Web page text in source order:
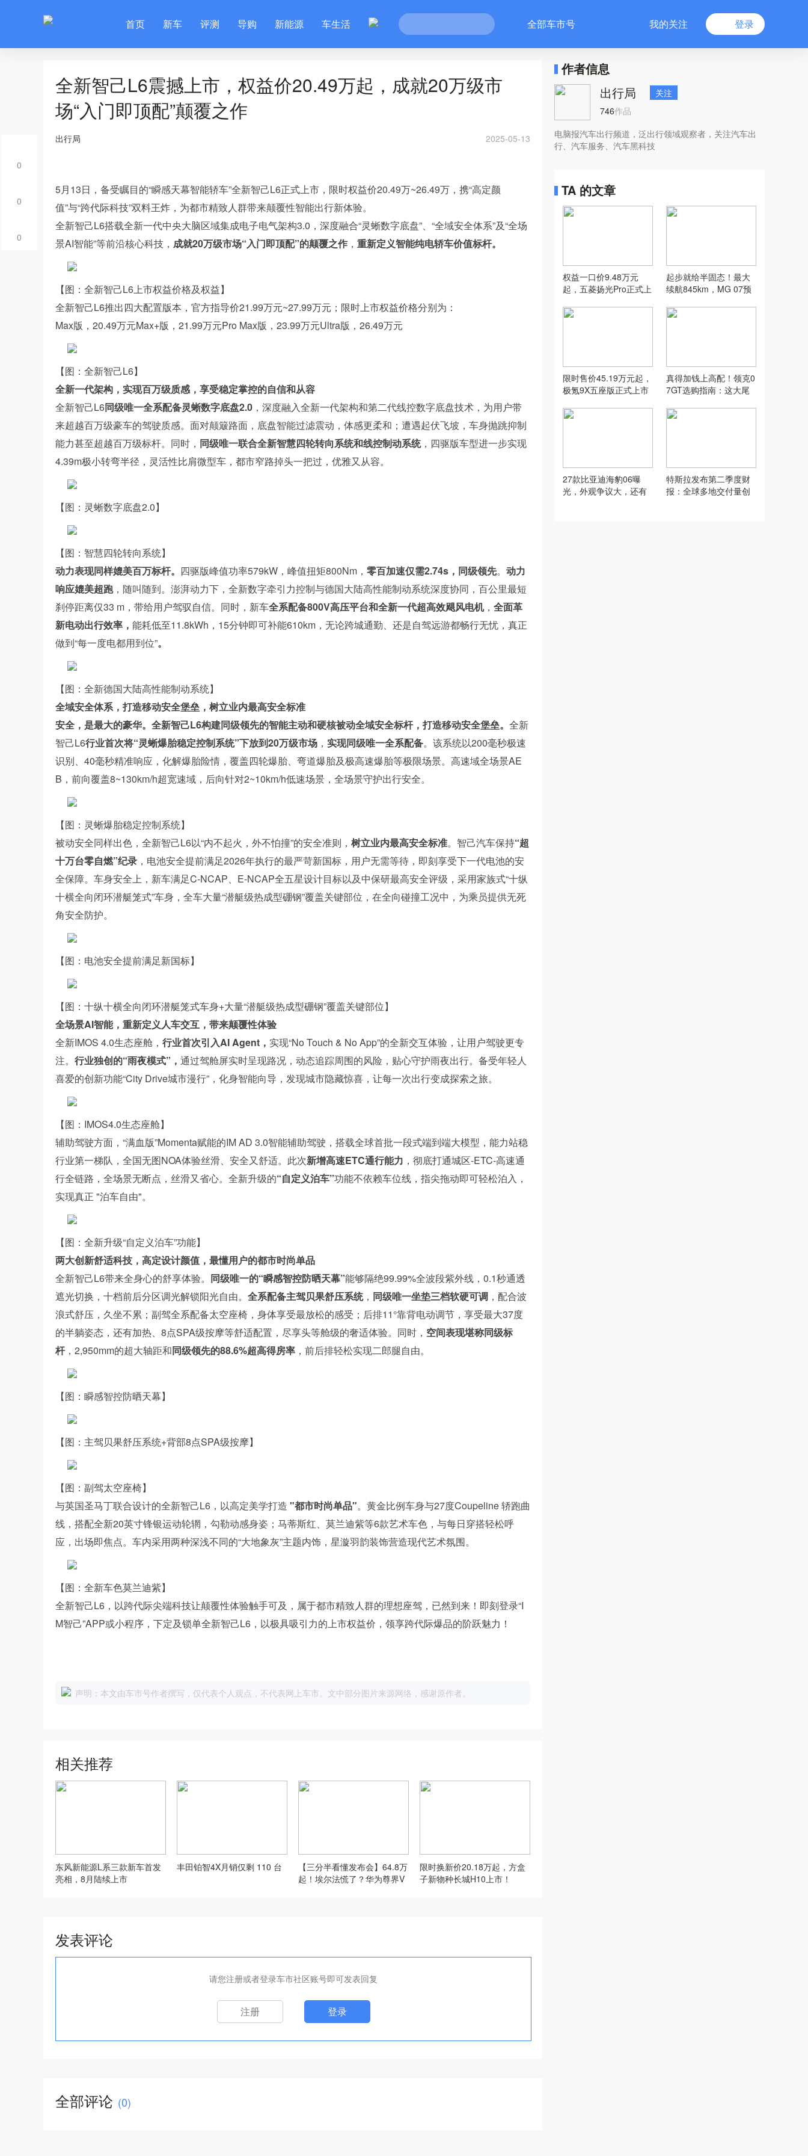
首页 新车 评测 导购 新能源 车生活 全部车市号 我的关注 登录
0
0
0
全新智己L6震撼上市，权益价20.49万起，成就20万级市
场“入门即顶配”颠覆之作
出行局 2025-05-13
5月13日，备受瞩目的“瞬感天幕智能轿车”全新智己L6正式上市，限时权益价20.49万~26.49万，携“高定颜
值”与“跨代际科技”双料王炸，为都市精致人群带来颠覆性智能出行新体验。
全新智己L6搭载全新一代中央大脑区域集成电子电气架构3.0，深度融合“灵蜥数字底盘”、“全域安全体系”及“全场
景AI智能”等前沿核心科技， 成就20万级市场“入门即顶配”的颠覆之作 ， 重新定义智能纯电轿车价值标杆。
【图：全新智己L6上市权益价格及权益】
全新智己L6推出四大配置版本，官方指导价21.99万元~27.99万元；限时上市权益价格分别为：
Max版，20.49万元Max+版，21.99万元Pro Max版，23.99万元Ultra版，26.49万元
【图：全新智己L6】
全新一代架构，实现百万级质感，享受稳定掌控的自信和从容
全新智己L6同级唯一全系配备灵蜥数字底盘2.0 ，深度融入全新一代架构和第二代线控数字底盘技术，为用户带
来超越百万级豪车的驾驶质感。面对颠簸路面，底盘智能过滤震动，体感更柔和；遭遇起伏飞坡，车身抛跳抑制
能力甚至超越百万级标杆。同时， 同级唯一联合全新智慧四轮转向系统和线控制动系统，四驱版车型进一步实现
4.39m极小转弯半径，灵活性比肩微型车，都市窄路掉头一把过，优雅又从容。
【图：灵蜥数字底盘2.0】
【图：智慧四轮转向系统】
动力表现同样媲美百万标杆。 四驱版峰值功率579kW，峰值扭矩800Nm， 零百加速仅需2.74s，同级领先。 动力
响应媲美超跑，随叫随到。澎湃动力下，全新数字牵引力控制与德国大陆高性能制动系统深度协同，百公里最短
刹停距离仅33 m，带给用户驾驭自信。同时，新车全系配备800V高压平台和全新一代超高效飓风电机， 全面革
新电动出行效率， 能耗低至11.8kWh，15分钟即可补能610km，无论跨城通勤、还是自驾远游都畅行无忧，真正
做到“每一度电都用到位”。
【图：全新德国大陆高性能制动系统】
全域安全体系，打造移动安全堡垒，树立业内最高安全标准
安全，是最大的豪华。全新智己L6构建同级领先的智能主动和硬核被动全域安全标杆，打造移动安全堡垒。 全新
智己L6行业首次将“灵蜥爆胎稳定控制系统”下放到20万级市场 ， 实现同级唯一全系配备。该系统以200毫秒极速
识别、40毫秒精准响应，化解爆胎险情，覆盖四轮爆胎、弯道爆胎及极高速爆胎等极限场景。高速域全场景AE
B，前向覆盖8~130km/h超宽速域，后向针对2~10km/h低速场景，全场景守护出行安全。
【图：灵蜥爆胎稳定控制系统】
被动安全同样出色，全新智己L6以“内不起火，外不怕撞”的安全准则， 树立业内最高安全标准。智己汽车保持“超
十万台零自燃”纪录 ，电池安全提前满足2026年执行的最严苛新国标，用户无需等待，即刻享受下一代电池的安
全保障。车身安全上，新车满足C-NCAP、E-NCAP全五星设计目标以及中保研最高安全评级，采用家族式“十纵
十横全向闭环潜艇笼式”车身，全车大量“潜艇级热成型硼钢”覆盖关键部位，在全向碰撞工况中，为乘员提供无死
角安全防护。
【图：电池安全提前满足新国标】
【图：十纵十横全向闭环潜艇笼式车身+大量“潜艇级热成型硼钢”覆盖关键部位】
全场景AI智能，重新定义人车交互，带来颠覆性体验
全新IMOS 4.0生态座舱， 行业首次引入AI Agent， 实现“No Touch & No App”的全新交互体验，让用户驾驶更专
注。 行业独创的“雨夜模式”， 通过驾舱屏实时呈现路况，动态追踪周围的风险，贴心守护雨夜出行。备受年轻人
喜爱的创新功能“City Drive城市漫行”，化身智能向导，发现城市隐藏惊喜，让每一次出行变成探索之旅。
【图：IMOS4.0生态座舱】
辅助驾驶方面，“满血版”Momenta赋能的IM AD 3.0智能辅助驾驶，搭载全球首批一段式端到端大模型，能力站稳
行业第一梯队，全国无图NOA体验丝滑、安全又舒适。此次新增高速ETC通行能力 ，彻底打通城区-ETC-高速通
行全链路，全场景无断点，丝滑又省心。全新升级的“自定义泊车”功能不依赖车位线，指尖拖动即可轻松泊入，
实现真正 "泊车自由"。
【图：全新升级“自定义泊车”功能】
两大创新舒适科技，高定设计颜值，最懂用户的都市时尚单品
全新智己L6带来全身心的舒享体验。 同级唯一的“瞬感智控防晒天幕”能够隔绝99.99%全波段紫外线，0.1秒通透
遮光切换，十档前后分区调光解锁阳光自由。 全系配备主驾贝果舒压系统， 同级唯一坐垫三档软硬可调 ，配合波
浪式舒压，久坐不累；副驾全系配备太空座椅，身体享受最放松的感受；后排11°靠背电动调节，享受最大37度
的半躺姿态，还有加热、8点SPA级按摩等舒适配置，尽享头等舱级的奢适体验。同时， 空间表现堪称同级标
杆，2,950mm的超大轴距和同级领先的88.6%超高得房率 ，前后排轻松实现二郎腿自由。
【图：瞬感智控防晒天幕】
【图：主驾贝果舒压系统+背部8点SPA级按摩】
【图：副驾太空座椅】
与英国圣马丁联合设计的全新智己L6，以高定美学打造 "都市时尚单品"。黄金比例车身与27度Coupeline 轿跑曲
线，搭配全新20英寸锋银运动轮辋，勾勒动感身姿；马蒂斯红、莫兰迪紫等6款艺术车色，与每日穿搭轻松呼
应，出场即焦点。车内采用两种深浅不同的“大地象灰”主题内饰，星漩羽韵装饰营造现代艺术氛围。
【图：全新车色莫兰迪紫】
全新智己L6，以跨代际尖端科技让颠覆性体验触手可及，属于都市精致人群的理想座驾，已然到来！即刻登录“I
M智己”APP或小程序，下定及锁单全新智己L6，以极具吸引力的上市权益价，领享跨代际爆品的阶跃魅力！
声明：本文由车市号作者撰写，仅代表个人观点，不代表网上车市。文中部分图片来源网络，感谢原作者。
相关推荐
东风新能源L系三款新车首发
亮相，8月陆续上市
丰田铂智4X月销仅剩 110 台
【三分半看懂发布会】64.8万
起！埃尔法慌了？华为尊界V
限时换新价20.18万起，方盒
子新物种长城H10上市！
发表评论
请您注册或者登录车市社区账号即可发表回复
注册 登录
全部评论 (0)
作者信息
出行局
关注
746作品
电脑报汽车出行频道，泛出行领域观察者，关注汽车出
行、汽车服务、汽车黑科技
TA 的文章
权益一口价9.48万元
起，五菱扬光Pro正式上
起步就给半固态！最大
续航845km，MG 07预
限时售价45.19万元起，
极氪9X五座版正式上市
真得加钱上高配！领克0
7GT选购指南：这大尾
27款比亚迪海豹06曝
光，外观争议大，还有
特斯拉发布第二季度财
报：全球多地交付量创